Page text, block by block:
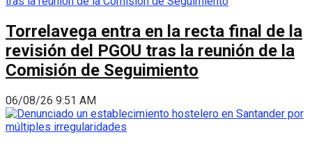
Torrelavega entra en la recta final de la
revisión del PGOU tras la reunión de la
Comisión de Seguimiento
06/08/26 9:51 AM